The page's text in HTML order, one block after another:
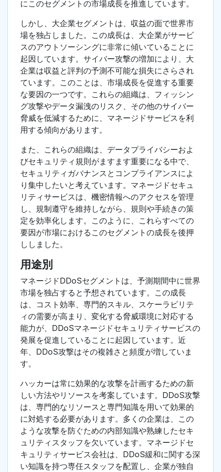
にこのセグメントの市場成長を推進しています。
しかし、大企業セグメントは、収益の面で世界市
場を独占しました。この成長は、大企業がサービ
スのアウトソーシングに非常に傾いていることに
起因しています。サイバー攻撃の増加により、大
企業は収益と評判の予測不可能な損失にさらされ
ています。このことは、市場成長を促進する重要
な要因の一つです。これらの組織は、フィッシン
グ攻撃やデータ漏洩のリスク、その他のサイバー
脅威を低減するために、マネージドサービスを利
用する傾向があります。
また、これらの組織は、データプライバシーおよ
びセキュリティ規則がますます重要になる中で、
セキュリティガバナンスとコンプライアンスによ
り集中したいと考えています。マネージドセキュ
リティサービスは、機密情報へのアクセスを管理
し、規制遵守を維持しながら、規則や手続きの策
定を効率化します。このように、これらすべての
要因が市場におけるこのセグメントの成長を後押
ししました。
用途別
マネージドDDoSセグメントは、予測期間中に世界
市場を独占すると予想されています。この成長
は、コスト効率、専門的スキル、スケーラビリテ
ィの需要が高まり、変化する脅威環境に対応する
能力が、DDoSマネージドセキュリティサービスの
発展を促進していることに起因しています。近
年、DDoS攻撃はその複雑さと頻度が増していま
す。
ハッカーは常に効果的な攻撃を計画するための新
しい方法やリソースを考案しています。DDoS攻撃
は、専門的なリソースと専門知識を用いて効果的
に対処する必要があります。多くの企業は、この
ような攻撃を防ぐための内部知識や熟練したセキ
ュリティスタッフを欠いています。マネージドセ
キュリティサービス会社は、DDoS緩和に関する深
い知識を持つ専任スタッフを配置し、企業が独自